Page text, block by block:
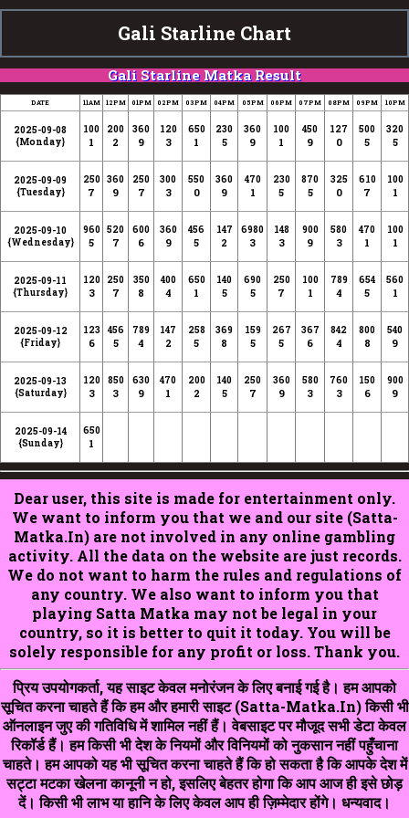
Gali Starline Chart
Gali Starline Matka Result
DATE 11AM 12PM 01PM 02PM 03PM 04PM 05PM 06PM 07PM 08PM 09PM 10PM
2025-09-08
{Monday}
100
1
200
2
360
9
120
3
650
1
230
5
360
9
100
1
450
9
127
0
500
5
320
5
2025-09-09
{Tuesday}
250
7
360
9
250
7
300
3
550
0
360
9
470
1
230
5
870
5
325
0
610
7
100
1
2025-09-10
{Wednesday}
960
5
520
7
600
6
360
9
456
5
147
2
6980
3
148
3
900
9
580
3
470
1
100
1
2025-09-11
{Thursday}
120
3
250
7
350
8
400
4
650
1
140
5
690
5
250
7
100
1
789
4
654
5
560
1
2025-09-12
{Friday}
123
6
456
5
789
4
147
2
258
5
369
8
159
5
267
5
367
6
842
4
800
8
540
9
2025-09-13
{Saturday}
120
3
850
3
630
9
470
1
200
2
140
5
250
7
360
9
580
3
760
3
150
6
900
9
2025-09-14
{Sunday}
650
1
Dear user, this site is made for entertainment only.
We want to inform you that we and our site (Satta-
Matka.In) are not involved in any online gambling
activity. All the data on the website are just records.
We do not want to harm the rules and regulations of
any country. We also want to inform you that
playing Satta Matka may not be legal in your
country, so it is better to quit it today. You will be
solely responsible for any profit or loss. Thank you.
प्रिय उपयोगकर्ता, यह साइट केवल मनोरंजन के लिए बनाई गई है। हम आपको
सूचित करना चाहते हैं कि हम और हमारी साइट (Satta-Matka.In) किसी भी
ऑनलाइन जुए की गतिविधि में शामिल नहीं हैं। वेबसाइट पर मौजूद सभी डेटा केवल
रिकॉर्ड हैं। हम किसी भी देश के नियमों और विनियमों को नुकसान नहीं पहुँचाना
चाहते। हम आपको यह भी सूचित करना चाहते हैं कि हो सकता है कि आपके देश में
सट्टा मटका खेलना कानूनी न हो, इसलिए बेहतर होगा कि आप आज ही इसे छोड़
दें। किसी भी लाभ या हानि के लिए केवल आप ही ज़िम्मेदार होंगे। धन्यवाद।